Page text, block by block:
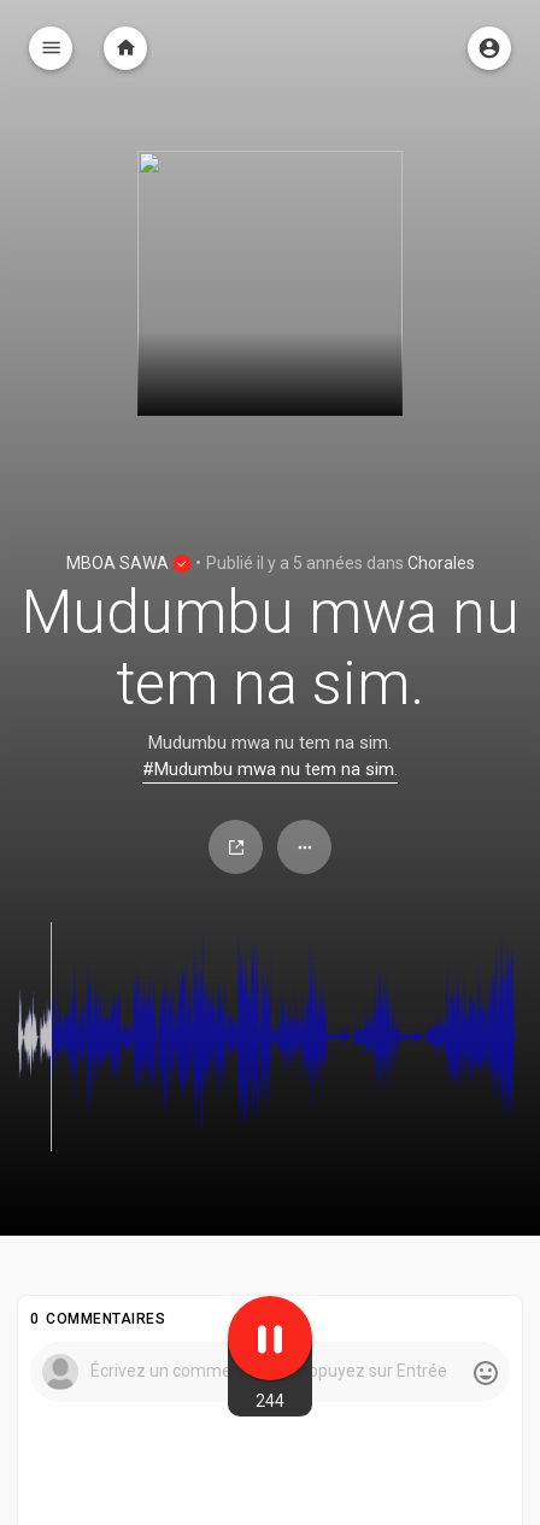
MBOA SAWA • Publié il y a 5 années dans Chorales
Mudumbu mwa nu
tem na sim.
Mudumbu mwa nu tem na sim.
#Mudumbu mwa nu tem na sim.
244
0 COMMENTAIRES